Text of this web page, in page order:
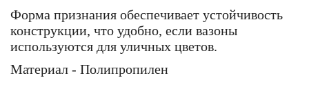
Форма признания обеспечивает устойчивость
конструкции, что удобно, если вазоны
используются для уличных цветов.
Материал - Полипропилен